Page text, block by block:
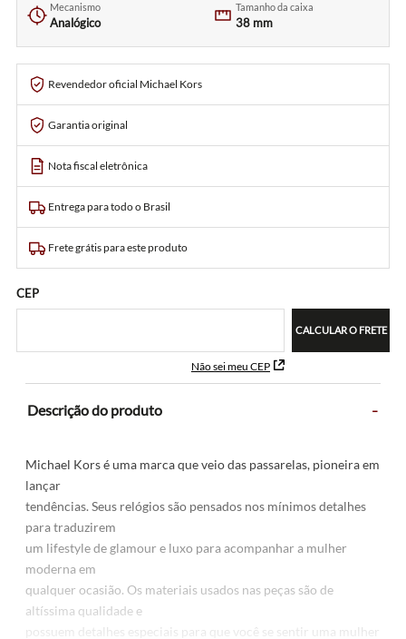
Mecanismo
Analógico
Tamanho da caixa
38 mm
Revendedor oficial Michael Kors
Garantia original
Nota fiscal eletrônica
Entrega para todo o Brasil
Frete grátis para este produto
CEP
Não sei meu CEP
CALCULAR O FRETE
Descrição do produto -
Michael Kors é uma marca que veio das passarelas, pioneira em
lançar
tendências. Seus relógios são pensados nos mínimos detalhes
para traduzirem
um lifestyle de glamour e luxo para acompanhar a mulher
moderna em
qualquer ocasião. Os materiais usados nas peças são de
altíssima qualidade e
possuem detalhes especiais para que você se sentir uma mulher